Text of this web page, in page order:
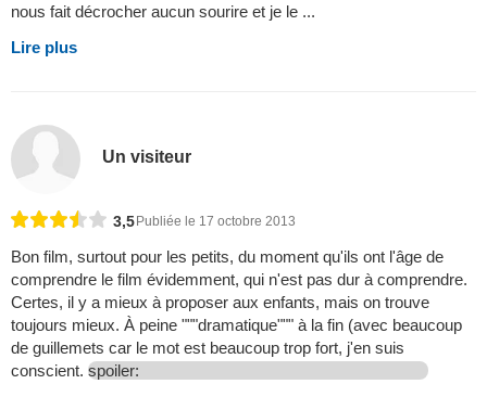
nous fait décrocher aucun sourire et je le ...
Lire plus
Un visiteur
3,5 Publiée le 17 octobre 2013
Bon film, surtout pour les petits, du moment qu'ils ont l'âge de
comprendre le film évidemment, qui n'est pas dur à comprendre.
Certes, il y a mieux à proposer aux enfants, mais on trouve
toujours mieux. À peine """dramatique""" à la fin (avec beaucoup
de guillemets car le mot est beaucoup trop fort, j'en suis
conscient. spoiler: